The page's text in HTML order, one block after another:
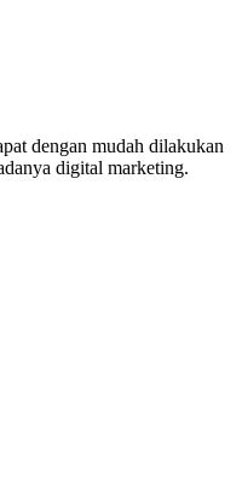
dengan mudah dilakukan
digital marketing.